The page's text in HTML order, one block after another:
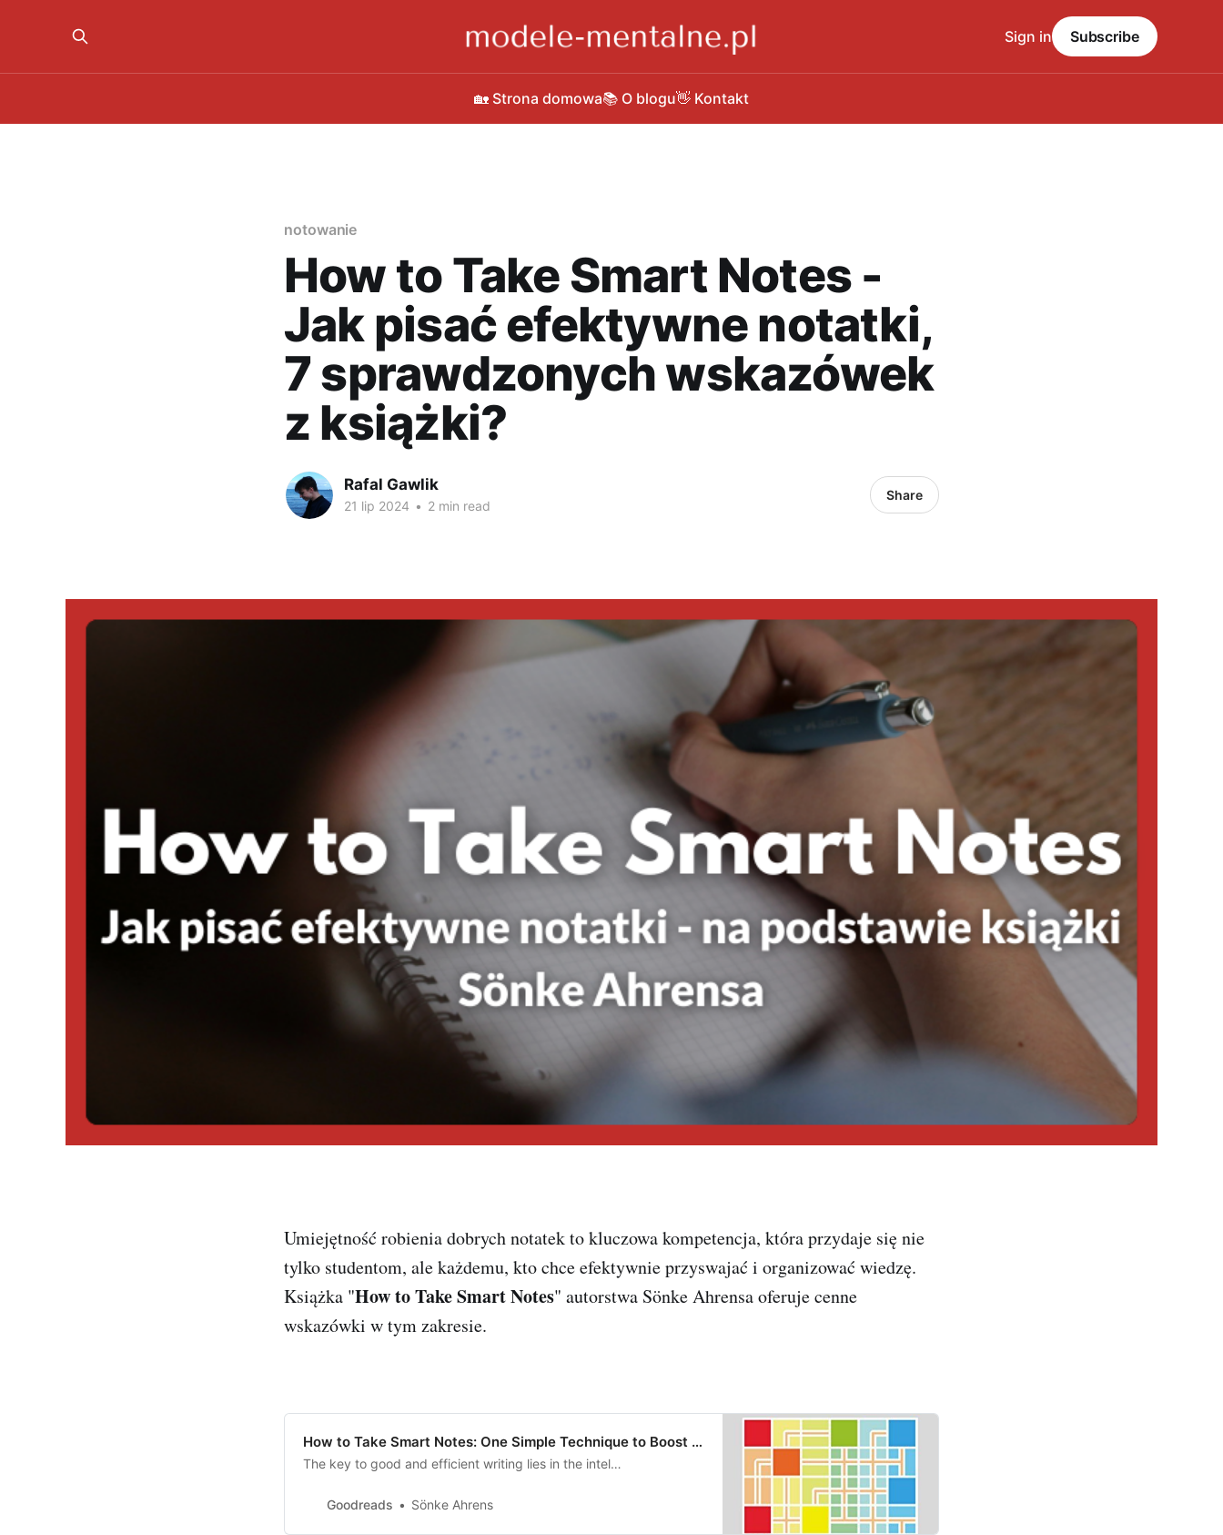
🏡 Strona domowa📚 O blogu👋 Kontakt
Sign in Subscribe
notowanie
How to Take Smart Notes -
Jak pisać efektywne notatki,
7 sprawdzonych wskazówek
z książki?
Rafal Gawlik
21 lip 2024 • 2 min read
Share
Umiejętność robienia dobrych notatek to kluczowa kompetencja, która przydaje się nie
tylko studentom, ale każdemu, kto chce efektywnie przyswajać i organizować wiedzę.
Książka "How to Take Smart Notes" autorstwa Sönke Ahrensa oferuje cenne
wskazówki w tym zakresie.
How to Take Smart Notes: One Simple Technique to Boost …
The key to good and efficient writing lies in the intel…
Goodreads Sönke Ahrens